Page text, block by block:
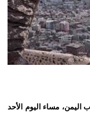
مساء اليوم الأحد